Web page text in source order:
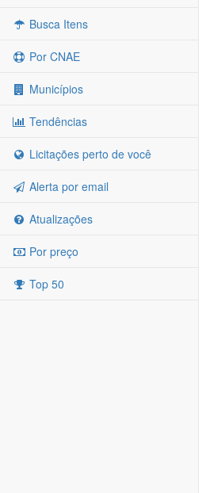
Busca Itens
Por CNAE
Municípios
Tendências
Licitações perto de você
Alerta por email
Atualizações
Por preço
Top 50